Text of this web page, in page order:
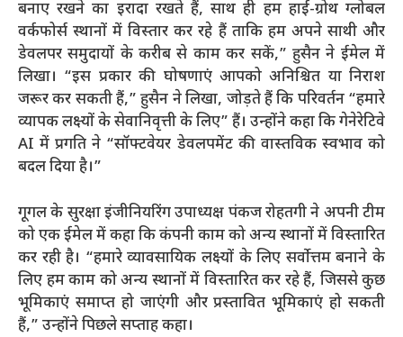
बनाए रखने का इरादा रखते हैं, साथ ही हम हाई-ग्रोथ ग्लोबल
वर्कफोर्स स्थानों में विस्तार कर रहे हैं ताकि हम अपने साथी और
डेवलपर समुदायों के करीब से काम कर सकें,” हुसैन ने ईमेल में
लिखा। “इस प्रकार की घोषणाएं आपको अनिश्चित या निराश
जरूर कर सकती हैं,” हुसैन ने लिखा, जोड़ते हैं कि परिवर्तन “हमारे
व्यापक लक्ष्यों के सेवानिवृत्ती के लिए” हैं। उन्होंने कहा कि गेनेरेटिवे
AI में प्रगति ने “सॉफ्टवेयर डेवलपमेंट की वास्तविक स्वभाव को
बदल दिया है।”
गूगल के सुरक्षा इंजीनियरिंग उपाध्यक्ष पंकज रोहतगी ने अपनी टीम
को एक ईमेल में कहा कि कंपनी काम को अन्य स्थानों में विस्तारित
कर रही है। “हमारे व्यावसायिक लक्ष्यों के लिए सर्वोत्तम बनाने के
लिए हम काम को अन्य स्थानों में विस्तारित कर रहे हैं, जिससे कुछ
भूमिकाएं समाप्त हो जाएंगी और प्रस्तावित भूमिकाएं हो सकती
हैं,” उन्होंने पिछले सप्ताह कहा।